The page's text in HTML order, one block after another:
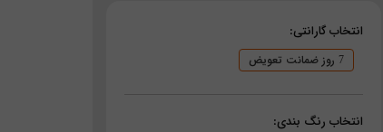
انتخاب گارانتی:
7 روز ضمانت تعویض
انتخاب رنگ بندی: